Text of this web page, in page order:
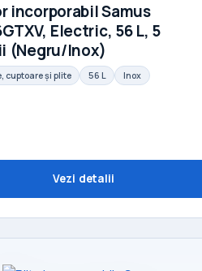
incorporabil Samus
Electric, 56 L, 5
(Negru/Inox)
cuptoare și plite 56 L Inox
Vezi detalii